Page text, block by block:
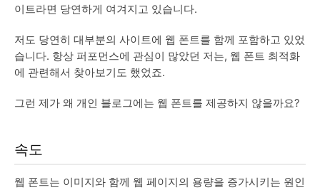
이트라면 당연하게 여겨지고 있습니다.
저도 당연히 대부분의 사이트에 웹 폰트를 함께 포함하고 있었
습니다. 항상 퍼포먼스에 관심이 많았던 저는, 웹 폰트 최적화
에 관련해서 찾아보기도 했었죠.
그런 제가 왜 개인 블로그에는 웹 폰트를 제공하지 않을까요?
속도
웹 폰트는 이미지와 함께 웹 페이지의 용량을 증가시키는 원인